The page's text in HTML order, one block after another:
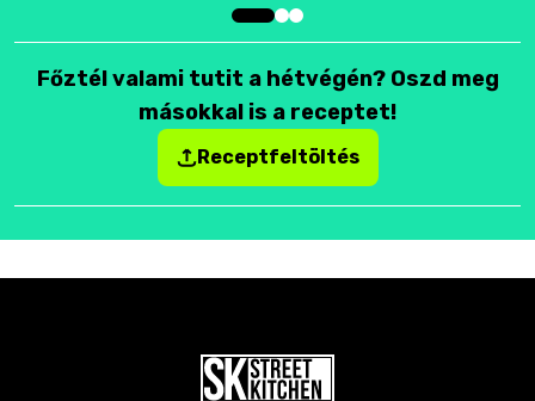
Főztél valami tutit a hétvégén? Oszd meg
másokkal is a receptet!
Receptfeltöltés